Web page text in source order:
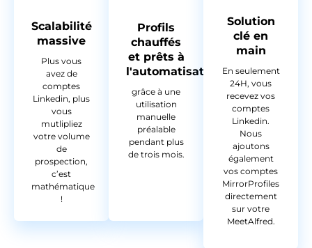
Scalabilité
massive
Plus vous
avez de
comptes
Linkedin, plus
vous
mutlipliez
votre volume
de
prospection,
c’est
mathématique
!
Profils
chauffés
et prêts à
l'automatisation
grâce à une
utilisation
manuelle
préalable
pendant plus
de trois mois.
Solution
clé en
main
En seulement
24H, vous
recevez vos
comptes
Linkedin.
Nous
ajoutons
également
vos comptes
MirrorProfiles
directement
sur votre
MeetAlfred.